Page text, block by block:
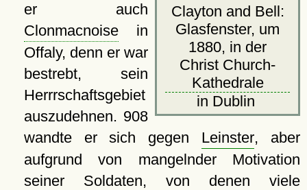
Clayton and Bell:
Glasfenster, um
1880, in der
Christ Church-
Kathedrale
in Dublin
er auch
Clonmacnoisein
Offaly, denn er war
bestrebt, sein
Herrrschaftsgebiet
auszudehnen. 908
wandte er sich gegen Leinster, aber
aufgrund von mangelnder Motivation
seiner Soldaten, von denen viele